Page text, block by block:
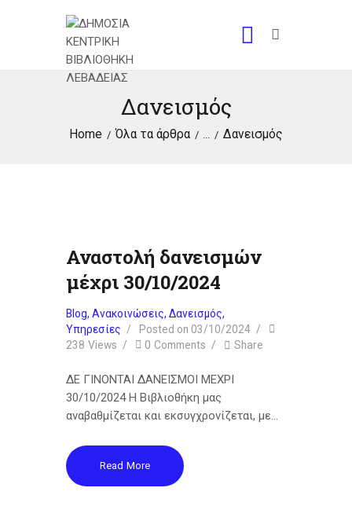
Δανεισμός
Home Όλα τα άρθρα Δανεισμός
Αναστολή δανεισμών
μέχρι 30/10/2024
Blog, Ανακοινώσεις, Δανεισμός,
Υπηρεσίες
Posted on 03/10/2024
238 Views 0 Comments Share
ΔΕ ΓΙΝΟΝΤΑΙ ΔΑΝΕΙΣΜΟΙ ΜΕΧΡΙ
30/10/2024 Η Βιβλιοθήκη μας
αναβαθμίζεται και εκσυγχρονίζεται, με…
Read More